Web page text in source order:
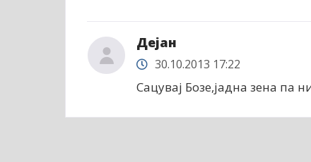
Дејан
30.10.2013 17:22
Сацувај Бозе,јадна зена па